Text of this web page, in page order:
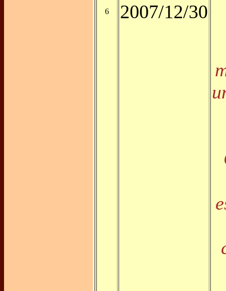
6 2007/12/30